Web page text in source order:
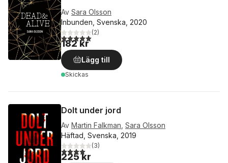
Av Sara Olsson
Inbunden, Svenska, 2020
5,0utav 5 stjärnor. Totalt antal röster:
(2)
182 kr
Lägg till
Skickas
Dolt under jord
Av Martin Falkman Sara Olsson
Häftad, Svenska, 2019
4,0utav 5 stjärnor. Totalt antal röster:
(3)
225 kr